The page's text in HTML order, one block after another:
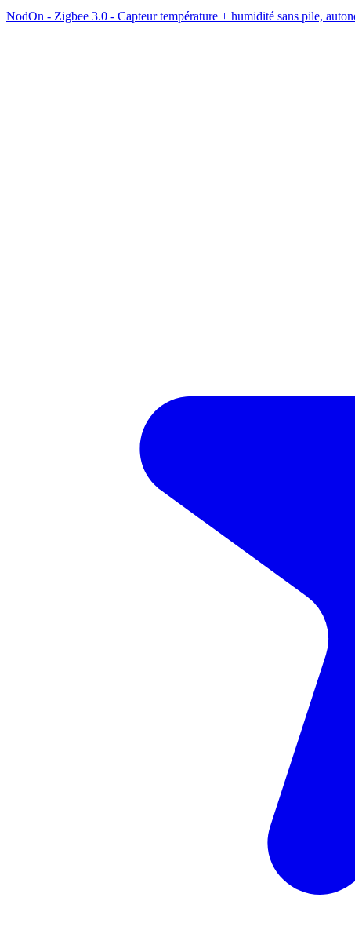
NodOn - Zigbee 3.0 - Capteur température + humidité sans pile,